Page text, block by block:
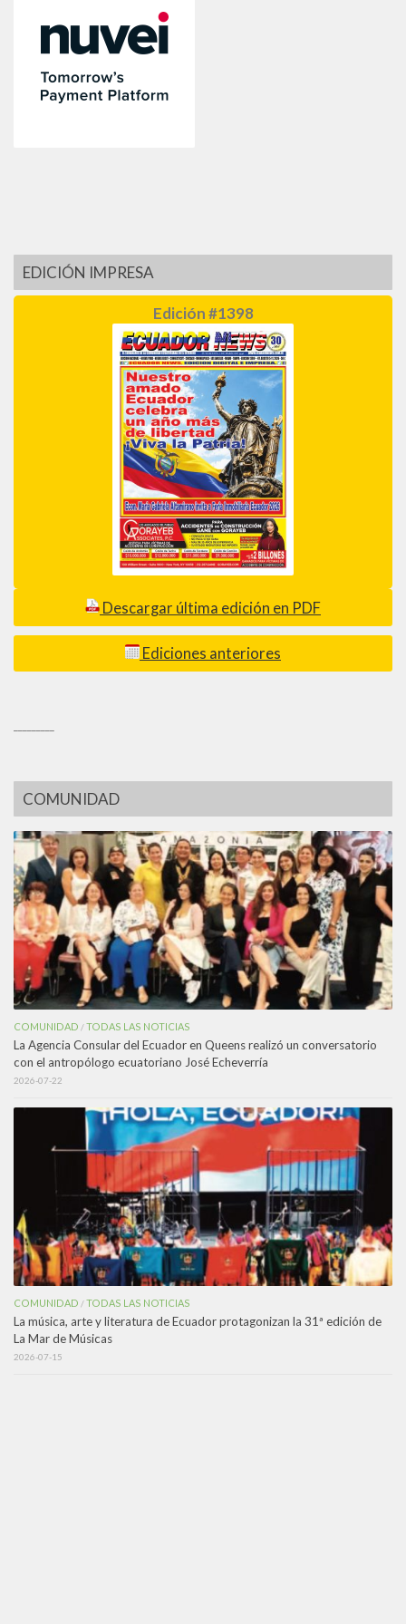
EDICIÓN IMPRESA
Edición #1398
Descargar última edición en PDF
Ediciones anteriores
COMUNIDAD
COMUNIDAD /TODAS LAS NOTICIAS
La Agencia Consular del Ecuador en Queens realizó un conversatorio
con el antropólogo ecuatoriano José Echeverría
2026-07-22
COMUNIDAD /TODAS LAS NOTICIAS
La música, arte y literatura de Ecuador protagonizan la 31ª edición de
La Mar de Músicas
2026-07-15